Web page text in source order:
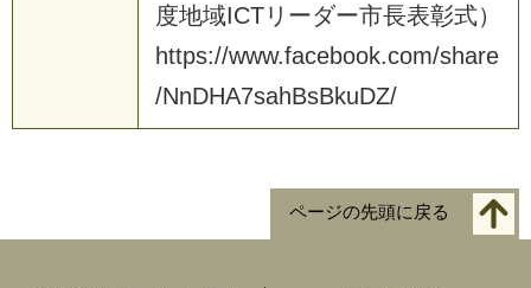
度地域ICTリーダー市長表彰式）
https://www.facebook.com/share
/NnDHA7sahBsBkuDZ/
ページの先頭に戻る